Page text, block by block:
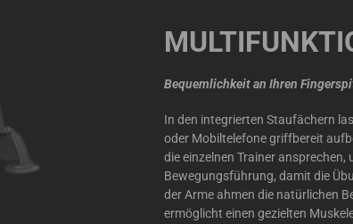
Bequemlichkeit an Ihren
In den integrierten Staufächern
oder Mobiltelefone griffbereit
die einzelnen Trainer
Bewegungsführung, damit die
der Arme ahmen die natürlichen
ermöglicht einen gezielten